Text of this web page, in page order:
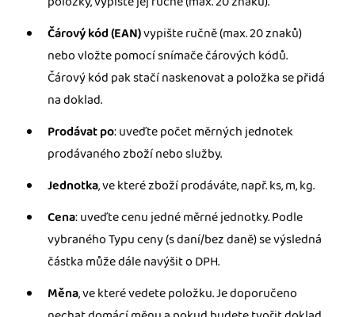
Čárový kód (EAN)vypište ručně (max. 20 znaků)
nebo vložte pomocí snímače čárových kódů.
Čárový kód pak stačí naskenovat a položka se přidá
na doklad.
Prodávat po: uveďte počet měrných jednotek
prodávaného zboží nebo služby.
Jednotka, ve které zboží prodáváte, např. ks, m, kg.
Cena: uveďte cenu jedné měrné jednotky. Podle
vybraného Typu ceny (s daní/bez daně) se výsledná
částka může dále navýšit o DPH.
Měna, ve které vedete položku. Je doporučeno